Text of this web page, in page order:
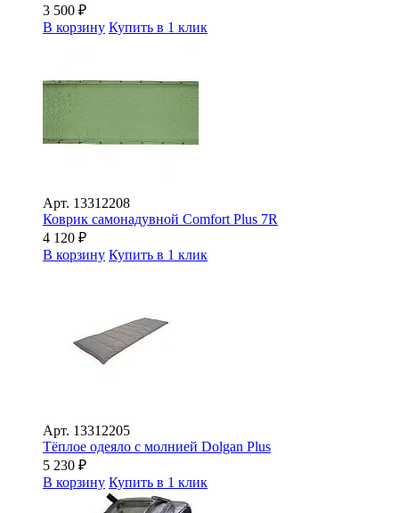
3 500 ₽
В корзину Купить в 1 клик
Арт. 13312208
Коврик самонадувной Comfort Plus 7R
4 120 ₽
В корзину Купить в 1 клик
Арт. 13312205
Тёплое одеяло с молнией Dolgan Plus
5 230 ₽
В корзину Купить в 1 клик